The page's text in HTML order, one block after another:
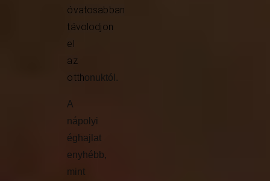
óvatosabban
távolodjon
el
az
otthonuktól.
A
nápolyi
éghajlat
enyhébb,
mint